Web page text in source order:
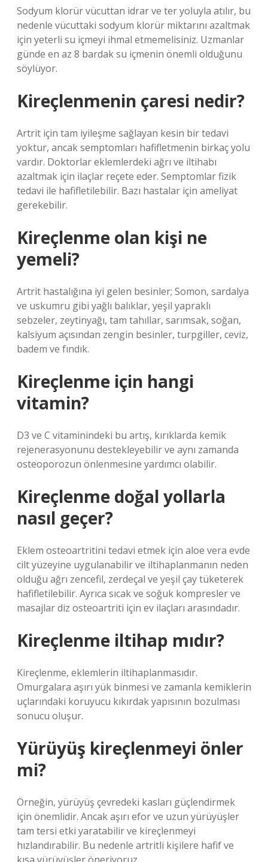
Sodyum klorür vücuttan idrar ve ter yoluyla atılır, bu
nedenle vücuttaki sodyum klorür miktarını azaltmak
için yeterli su içmeyi ihmal etmemelisiniz. Uzmanlar
günde en az 8 bardak su içmenin önemli olduğunu
söylüyor.
Kireçlenmenin çaresi nedir?
Artrit için tam iyileşme sağlayan kesin bir tedavi
yoktur, ancak semptomları hafifletmenin birkaç yolu
vardır. Doktorlar eklemlerdeki ağrı ve iltihabı
azaltmak için ilaçlar reçete eder. Semptomlar fizik
tedavi ile hafifletilebilir. Bazı hastalar için ameliyat
gerekebilir.
Kireçlenme olan kişi ne
yemeli?
Artrit hastalığına iyi gelen besinler; Somon, sardalya
ve uskumru gibi yağlı balıklar, yeşil yapraklı
sebzeler, zeytinyağı, tam tahıllar, sarımsak, soğan,
kalsiyum açısından zengin besinler, turpgiller, ceviz,
badem ve fındık.
Kireçlenme için hangi
vitamin?
D3 ve C vitaminindeki bu artış, kırıklarda kemik
rejenerasyonunu destekleyebilir ve aynı zamanda
osteoporozun önlenmesine yardımcı olabilir.
Kireçlenme doğal yollarla
nasıl geçer?
Eklem osteoartritini tedavi etmek için aloe vera evde
cilt yüzeyine uygulanabilir ve iltihaplanmanın neden
olduğu ağrı zencefil, zerdeçal ve yeşil çay tüketerek
hafifletilebilir. Ayrıca sıcak ve soğuk kompresler ve
masajlar diz osteoartriti için ev ilaçları arasındadır.
Kireçlenme iltihap mıdır?
Kireçlenme, eklemlerin iltihaplanmasıdır.
Omurgalara aşırı yük binmesi ve zamanla kemiklerin
uçlarındaki koruyucu kıkırdak yapısının bozulması
sonucu oluşur.
Yürüyüş kireçlenmeyi önler
mi?
Örneğin, yürüyüş çevredeki kasları güçlendirmek
için önemlidir. Ancak aşırı efor ve uzun yürüyüşler
tam tersi etki yaratabilir ve kireçlenmeyi
hızlandırabilir. Bu nedenle artritli kişilere hafif ve